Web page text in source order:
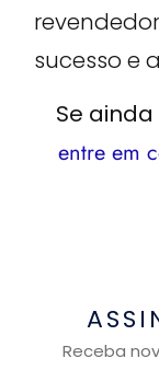
sucesso e
Se
entre em
Receba